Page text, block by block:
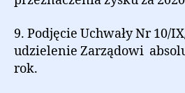
9. Podjęcie Uchwały Nr 10/
udzielenie Zarządowi
rok.